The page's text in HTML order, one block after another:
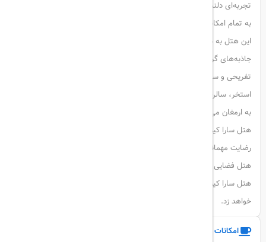
تجربه‌ای دلنشین از اقامت را فراهم می‌کند. اتاق‌های خوش‌ساخت و مجهز
به تمام امکانات لازم، فضایی راحت و دلپذیر را برای مهمانان فراهم می‌آورد.
این هتل به دلیل موقعیت جغرافیایی عالی خود، دسترسی آسانی به
جاذبه‌های گردشگری کیش دارد. مهمانان می‌توانند به راحتی به بازارها، مراکز
تفریحی و سواحل زیبا دسترسی پیدا کنند. همچنین، امکانات تفریحی مانند
استخر، سالن ورزشی و رستوران‌های با کیفیت، تجربه‌ای بی‌نظیر از اقامت را
به ارمغان می‌آورد.
هتل سارا کیش با کادر مجرب و مهمان‌نواز خود، همواره در تلاش است تا
رضایت مهمانان را جلب کند. با برگزاری برنامه‌های تفریحی و فرهنگی، این
هتل فضایی شاداب و مفرح را برای مهمانان خود فراهم می‌آورد. اقامت در
هتل سارا کیش، به یادماندنی‌ترین لحظات را در جزیره زیبای کیش رقم
خواهد زد.
امکانات و خدمات هتل